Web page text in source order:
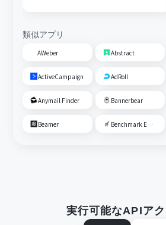
類似アプリ
AWeber Abstract
ActiveCampaign AdRoll
Anymail Finder Bannerbear
Beamer Benchmark Email
実行可能なAPIア